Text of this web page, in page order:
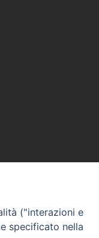
("interazioni e
specificato nella